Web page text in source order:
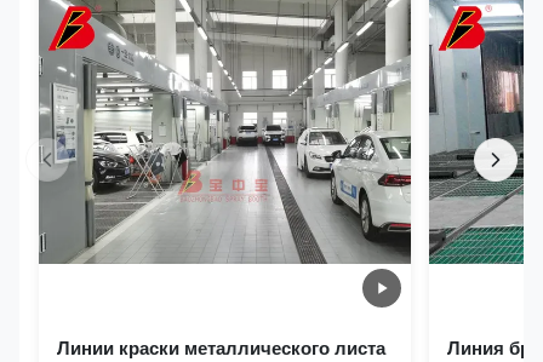
Линии краски металлического листа
Линия